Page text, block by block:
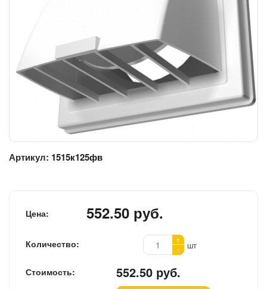
Артикул: 1515к125фв
Цена: 552.50 руб.
Количество:
+
-
шт
Стоимость: 552.50 руб.